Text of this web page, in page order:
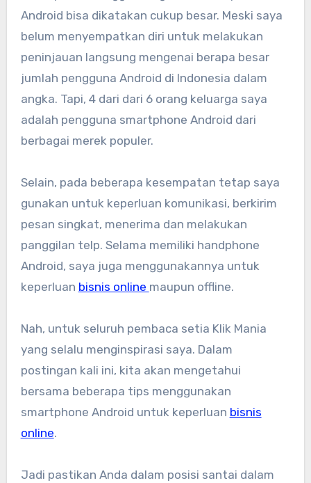
Android bisa dikatakan cukup besar. Meski saya
belum menyempatkan diri untuk melakukan
peninjauan langsung mengenai berapa besar
jumlah pengguna Android di Indonesia dalam
angka. Tapi, 4 dari dari 6 orang keluarga saya
adalah pengguna smartphone Android dari
berbagai merek populer.
Selain, pada beberapa kesempatan tetap saya
gunakan untuk keperluan komunikasi, berkirim
pesan singkat, menerima dan melakukan
panggilan telp. Selama memiliki handphone
Android, saya juga menggunakannya untuk
keperluan bisnis online maupun offline.
Nah, untuk seluruh pembaca setia Klik Mania
yang selalu menginspirasi saya. Dalam
postingan kali ini, kita akan mengetahui
bersama beberapa tips menggunakan
smartphone Android untuk keperluan bisnis
online.
Jadi pastikan Anda dalam posisi santai dalam